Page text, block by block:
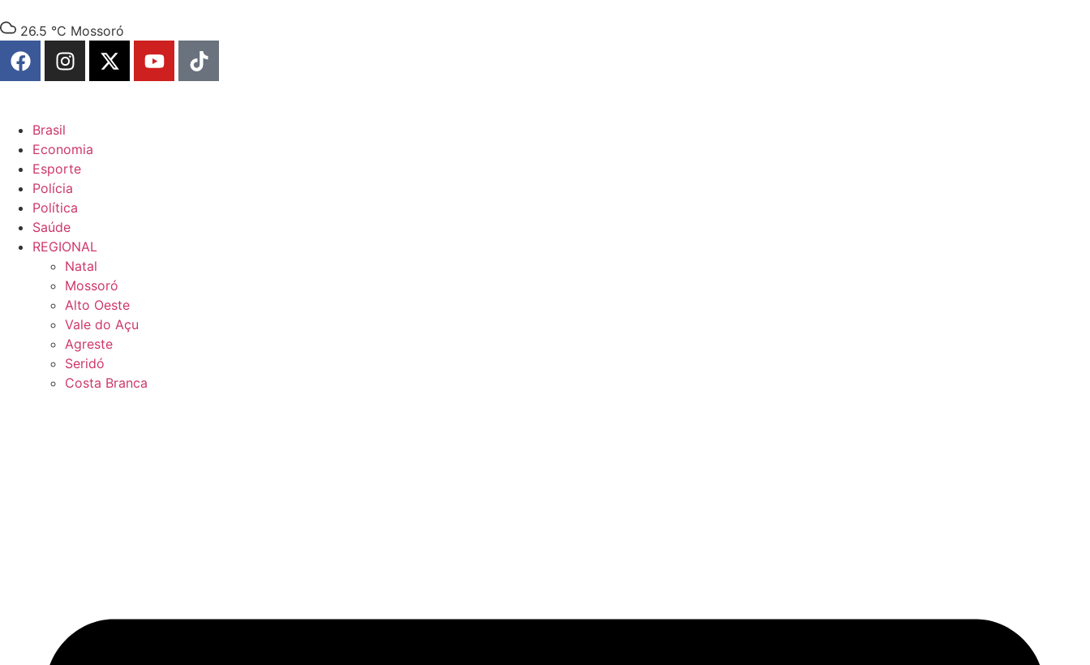
26.5 °C Mossoró
Brasil
Economia
Esporte
Polícia
Política
Saúde
REGIONAL
Natal
Mossoró
Alto Oeste
Vale do Açu
Agreste
Seridó
Costa Branca